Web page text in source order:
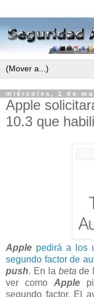
miércoles, 1 de
Apple
10.3 que
Apple pedirá a los
segundo factor de
push. En la beta de
ver como Apple
segundo factor. El